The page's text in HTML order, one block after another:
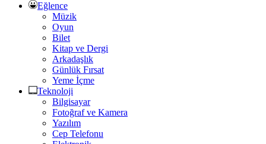
Eğlence
Müzik
Oyun
Bilet
Kitap ve Dergi
Arkadaşlık
Günlük Fırsat
Yeme İçme
Teknoloji
Bilgisayar
Fotoğraf ve Kamera
Yazılım
Cep Telefonu